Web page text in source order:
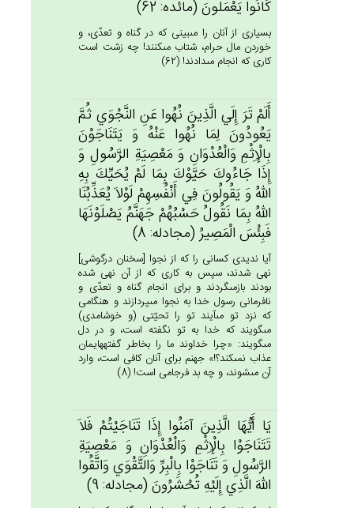
كَانُوا يَعْمَلُون‌َ (مائده: 62)
بسيارى از آنان را مى‏بينى كه در گناه و تعدّى، و
خوردن مال حرام، شتاب مى‏كنند! چه زشت است
كارى كه انجام مى‏دادند! (62)
أَلَم‌ْ تَرَ إِلَي‌ الَّذِين‌َ نُهُوا عَن‌ِ النَّجْوَي‌ ثُم‌َّ
يَعُودُون‌َ لِمَا نُهُوا عَنْه‌ُ وَ يَتَنَاجَوْن‌َ
بِالْإِثْم‌ِ وَالْعُدْوَان‌ِ وَ مَعْصِيَة‌ِ الرَّسُول‌ِ وَ
إِذَا جَاءُوك‌َ حَيَّوْك‌َ بِمَا لَم‌ْ يُحَيِّك‌َ بِه‌ِ
الله‌ُ وَ يَقُولُون‌َ فِي‌ أَنْفُسِهِم‌ْ لَوْلاَ يُعَذِّبُنَا
الله‌ُ بِمَا نَقُول‌ُ حَسْبُهُم‌ْ جَهَنَّم‌ُ يَصْلَوْنَهَا
فَبِئْس‌َ الْمَصِيرُ (مجادله: 8)
آيا نديدى كسانى را كه از نجوا [سخنان درگوشى‏]
نهى شدند، سپس به كارى كه از آن نهى شده
بودند بازمى‏گردند و براى انجام گناه و تعدّى و
نافرمانى رسول خدا به نجوا مى‏پردازند و هنگامى
كه نزد تو مى‏آيند تو را تحيّتى (و خوشامدى)
مى‏گويند كه خدا به تو نگفته است، و در دل
مى‏گويند: «چرا خداوند ما را بخاطر گفته‏هايمان
عذاب نمى‏كند؟!» جهنم براى آنان كافى است، وارد
آن مى‏شوند، و چه بد فرجامى است! (8)
يَا أَيُّهَا الَّذِين‌َ آمَنُوا إِذَا تَنَاجَيْتُم‌ْ فَلاَ
تَتَنَاجَوْا بِالْإِثْم‌ِ وَالْعُدْوَان‌ِ وَ مَعْصِيَة‌ِ
الرَّسُول‌ِ وَ تَنَاجَوْا بِالْبِرِّ وَالتَّقْوَي‌ وَاتَّقُوا
الله‌َ الَّذِي‌ إِلَيْه‌ِ تُحْشَرُون‌َ (مجادله: 9)